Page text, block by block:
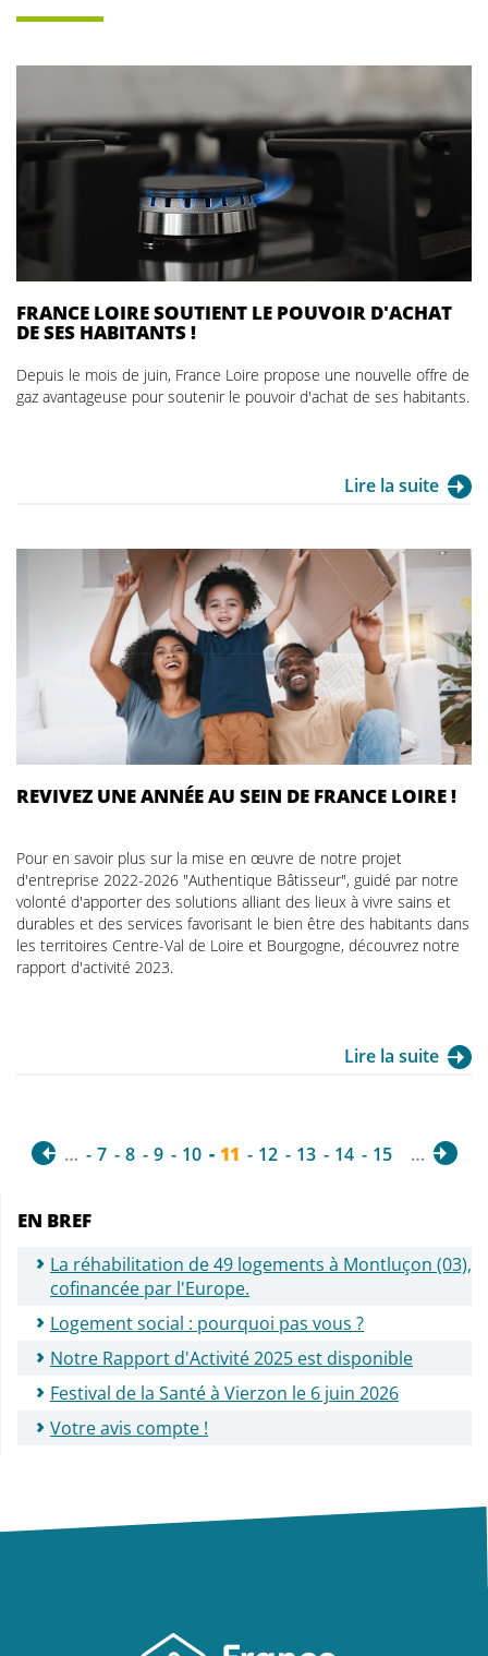
FRANCE LOIRE SOUTIENT LE POUVOIR D'ACHAT
DE SES HABITANTS !
Depuis le mois de juin, France Loire propose une nouvelle offre de
gaz avantageuse pour soutenir le pouvoir d'achat de ses habitants.
Lire la suite
REVIVEZ UNE ANNÉE AU SEIN DE FRANCE LOIRE !
Pour en savoir plus sur la mise en œuvre de notre projet
d'entreprise 2022-2026 "Authentique Bâtisseur", guidé par notre
volonté d'apporter des solutions alliant des lieux à vivre sains et
durables et des services favorisant le bien être des habitants dans
les territoires Centre-Val de Loire et Bourgogne, découvrez notre
rapport d'activité 2023.
Lire la suite
… 7 8 9 10 11 12 13 14 15 …
EN BREF
La réhabilitation de 49 logements à Montluçon (03),
cofinancée par l'Europe.
Logement social : pourquoi pas vous ?
Notre Rapport d'Activité 2025 est disponible
Festival de la Santé à Vierzon le 6 juin 2026
Votre avis compte !